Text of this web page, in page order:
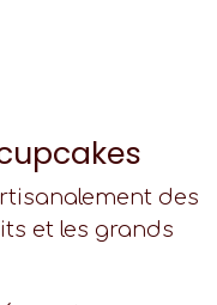
des
et les grands